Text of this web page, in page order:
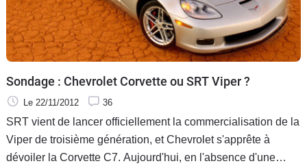
Sondage : Chevrolet Corvette ou SRT Viper ?
Le 22/11/2012 36
SRT vient de lancer officiellement la commercialisation de la
Viper de troisième génération, et Chevrolet s'apprête à
dévoiler la Corvette C7. Aujourd'hui, en l'absence d'une